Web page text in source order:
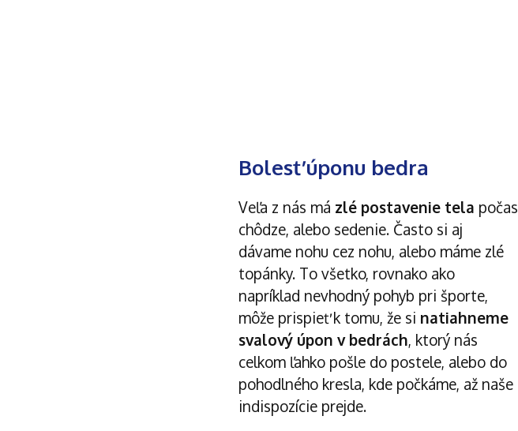
Bolesť úponu bedra
Veľa z nás má zlé postavenie tela počas
chôdze, alebo sedenie. Často si aj
dávame nohu cez nohu, alebo máme zlé
topánky. To všetko, rovnako ako
napríklad nevhodný pohyb pri športe,
môže prispieť k tomu, že si natiahneme
svalový úpon v bedrách, ktorý nás
celkom ľahko pošle do postele, alebo do
pohodlného kresla, kde počkáme, až naše
indispozície prejde.